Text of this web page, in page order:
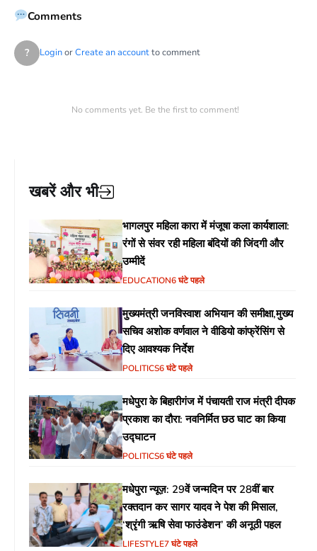
Comments
? LoginorCreate an accountto comment
No comments yet. Be the first to comment!
खबरें और भी
भागलपुर महिला कारा में मंजूषा कला कार्यशाला:
रंगों से संवर रही महिला बंदियों की जिंदगी और
उम्मीदें
EDUCATION6 घंटे पहले
मुख्यमंत्री जनविस्वाश अभियान की समीक्षा,मुख्य
सचिव अशोक वर्णवाल ने वीडियो कांफ्रेंसिंग से
दिए आवश्यक निर्देश
POLITICS6 घंटे पहले
मधेपुरा के बिहारीगंज में पंचायती राज मंत्री दीपक
प्रकाश का दौरा: नवनिर्मित छठ घाट का किया
उद्घाटन
POLITICS6 घंटे पहले
मधेपुरा न्यूज़: 29वें जन्मदिन पर 28वीं बार
रक्तदान कर सागर यादव ने पेश की मिसाल,
‘श्रृंगी ऋषि सेवा फाउंडेशन’ की अनूठी पहल
LIFESTYLE7 घंटे पहले